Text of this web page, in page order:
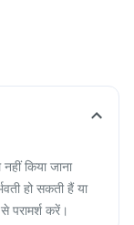
किया जाना
हो सकती हैं या
परामर्श करें।